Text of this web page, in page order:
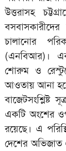
উত্তরাসহ
চালানোর
(এনবিআর)।
শোরুম ও
আওতায় আনা
বাজেটসংশ্লিষ্ট
একটি অংশের
রয়েছে। এ
দেশের অভিজাত